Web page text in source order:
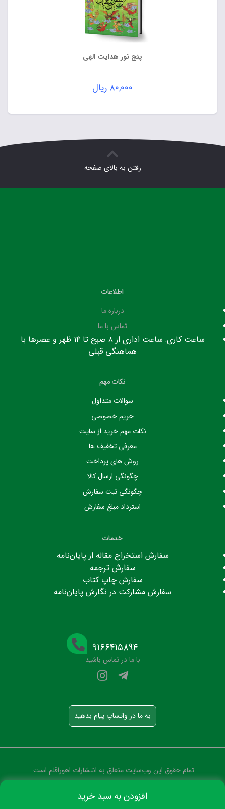
افزودن به سبد خرید
پنج نور هدایت الهی
۸۰,۰۰۰ ریال
رفتن به بالای صفحه
اطلاعات
درباره ما
تماس با ما
ساعت کاری: ساعت اداری از ۸ صبح تا ۱۴ ظهر و عصرها با
هماهنگی قبلی
نکات مهم
سوالات متداول
حریم خصوصی
نکات مهم خرید از سایت
معرفی تخفیف ها
روش های پرداخت
چگونگی ارسال کالا
چگونگی ثبت سفارش
استرداد مبلغ سفارش
خدمات
سفارش استخراج مقاله از پایان‌نامه
سفارش ترجمه
سفارش چاپ کتاب
سفارش مشارکت در نگارش پایان‌نامه
۹۱۶۶۴۱۵۸۹۴
با ما در تماس باشید
به ما در واتساپ پیام بدهید
تمام حقوق این وب‌سایت متعلق به انتشارات اهوراقلم است.